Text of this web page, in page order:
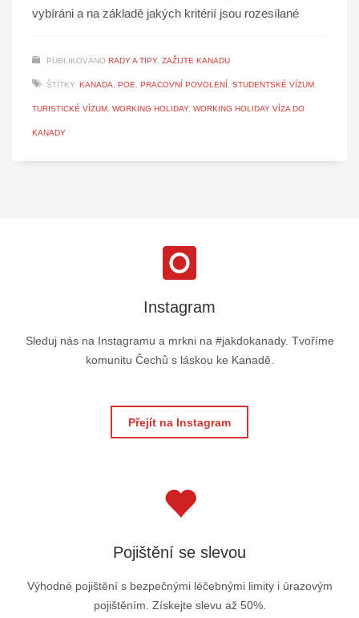
vybíráni a na základě jakých kritérií jsou rozesílané
PUBLIKOVÁNO RADY A TIPY, ZAŽIJTE KANADU
ŠTÍTKY: KANADA, POE, PRACOVNÍ POVOLENÍ, STUDENTSKÉ VÍZUM,
TURISTICKÉ VÍZUM, WORKING HOLIDAY, WORKING HOLIDAY VÍZA DO
KANADY
Instagram
Sleduj nás na Instagramu a mrkni na #jakdokanady. Tvoříme
komunitu Čechů s láskou ke Kanadě.
Přejít na Instagram
Pojištění se slevou
Výhodné pojištění s bezpečnými léčebnými limity i úrazovým
pojištěním. Získejte slevu až 50%.